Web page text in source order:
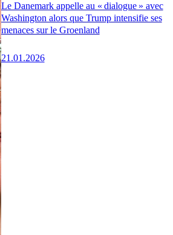
Le Danemark appelle au « dialogue » avec
Washington alors que Trump intensifie ses
menaces sur le Groenland
21.01.2026